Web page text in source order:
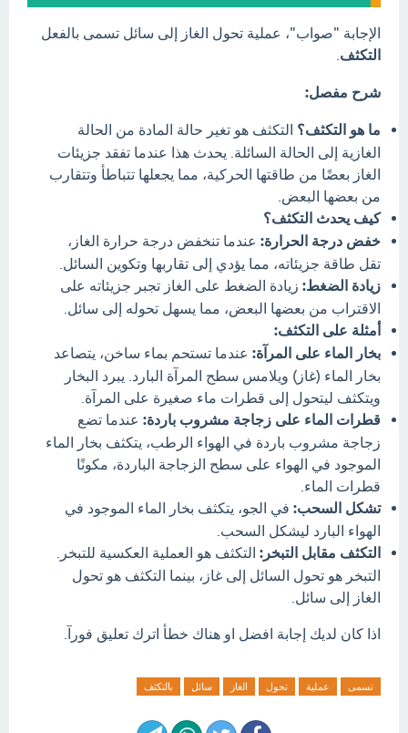
الإجابة "صواب"، عملية تحول الغاز إلى سائل تسمى بالفعل
التكثف
شرح مفصل:
ما هو التكثف؟ التكثف هو تغير حالة المادة من الحالة
الغازية إلى الحالة السائلة. يحدث هذا عندما تفقد جزيئات
الغاز بعضًا من طاقتها الحركية، مما يجعلها تتباطأ وتتقارب
من بعضها البعض.
كيف يحدث التكثف؟
خفض درجة الحرارة: عندما تنخفض درجة حرارة الغاز،
تقل طاقة جزيئاته، مما يؤدي إلى تقاربها وتكوين السائل.
زيادة الضغط: زيادة الضغط على الغاز تجبر جزيئاته على
الاقتراب من بعضها البعض، مما يسهل تحوله إلى سائل.
أمثلة على التكثف:
بخار الماء على المرآة: عندما تستحم بماء ساخن، يتصاعد
بخار الماء (غاز) ويلامس سطح المرآة البارد. يبرد البخار
ويتكثف ليتحول إلى قطرات ماء صغيرة على المرآة.
قطرات الماء على زجاجة مشروب باردة: عندما تضع
زجاجة مشروب باردة في الهواء الرطب، يتكثف بخار الماء
الموجود في الهواء على سطح الزجاجة الباردة، مكونًا
قطرات الماء.
تشكل السحب: في الجو، يتكثف بخار الماء الموجود في
الهواء البارد ليشكل السحب.
التكثف مقابل التبخر: التكثف هو العملية العكسية للتبخر.
التبخر هو تحول السائل إلى غاز، بينما التكثف هو تحول
الغاز إلى سائل.
اذا كان لديك إجابة افضل او هناك خطأ اترك تعليق فورآ.
تسمى عملية تحول الغاز سائل بالتكثف